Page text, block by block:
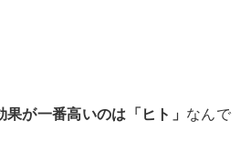
果が一番高いのは「ヒト」 なんで